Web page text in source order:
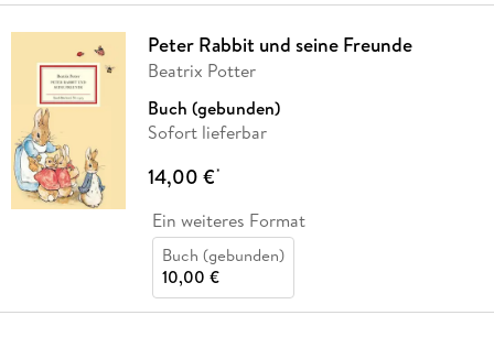
Peter Rabbit und seine Freunde
Beatrix Potter
Buch (gebunden)
Sofort lieferbar
14,00 €*
Ein weiteres Format
Buch (gebunden)
10,00 €